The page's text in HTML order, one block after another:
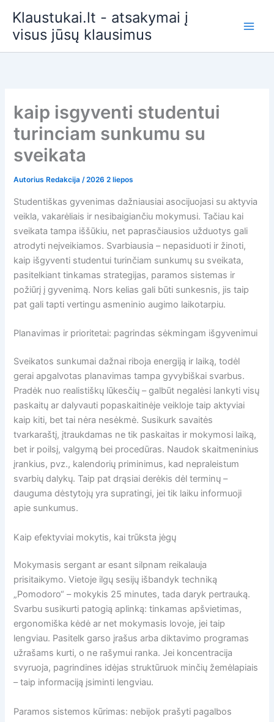
prie
turinio
Klaustukai.lt - atsakymai į
visus jūsų klausimus
kaip isgyventi studentui
turinciam sunkumu su
sveikata
Autorius Redakcija/2026 2 liepos
Studentiškas gyvenimas dažniausiai asocijuojasi su aktyvia
veikla, vakarėliais ir nesibaigiančiu mokymusi. Tačiau kai
sveikata tampa iššūkiu, net paprasčiausios užduotys gali
atrodyti neįveikiamos. Svarbiausia – nepasiduoti ir žinoti,
kaip išgyventi studentui turinčiam sunkumų su sveikata,
pasitelkiant tinkamas strategijas, paramos sistemas ir
požiūrį į gyvenimą. Nors kelias gali būti sunkesnis, jis taip
pat gali tapti vertingu asmeninio augimo laikotarpiu.
Planavimas ir prioritetai: pagrindas sėkmingam išgyvenimui
Sveikatos sunkumai dažnai riboja energiją ir laiką, todėl
gerai apgalvotas planavimas tampa gyvybiškai svarbus.
Pradėk nuo realistiškų lūkesčių – galbūt negalėsi lankyti visų
paskaitų ar dalyvauti popaskaitinėje veikloje taip aktyviai
kaip kiti, bet tai nėra nesėkmė. Susikurk savaitės
tvarkaraštį, įtraukdamas ne tik paskaitas ir mokymosi laiką,
bet ir poilsį, valgymą bei procedūras. Naudok skaitmeninius
įrankius, pvz., kalendorių priminimus, kad nepraleistum
svarbių dalykų. Taip pat drąsiai derėkis dėl terminų –
dauguma dėstytojų yra supratingi, jei tik laiku informuoji
apie sunkumus.
Kaip efektyviai mokytis, kai trūksta jėgų
Mokymasis sergant ar esant silpnam reikalauja
prisitaikymo. Vietoje ilgų sesijų išbandyk techniką
„Pomodoro“ – mokykis 25 minutes, tada daryk pertrauką.
Svarbu susikurti patogią aplinką: tinkamas apšvietimas,
ergonomiška kėdė ar net mokymasis lovoje, jei taip
lengviau. Pasitelk garso įrašus arba diktavimo programas
užrašams kurti, o ne rašymui ranka. Jei koncentracija
svyruoja, pagrindines idėjas struktūruok minčių žemėlapiais
– taip informaciją įsiminti lengviau.
Paramos sistemos kūrimas: nebijok prašyti pagalbos